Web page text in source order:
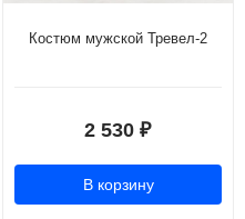
Костюм мужской Тревел-2
2 530 ₽
В корзину